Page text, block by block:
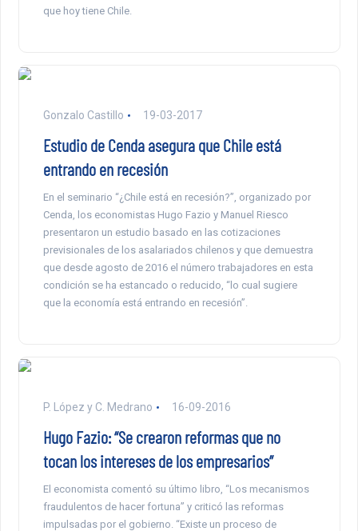
que hoy tiene Chile.
Gonzalo Castillo 19-03-2017
Estudio de Cenda asegura que Chile está
entrando en recesión
En el seminario “¿Chile está en recesión?”, organizado por
Cenda, los economistas Hugo Fazio y Manuel Riesco
presentaron un estudio basado en las cotizaciones
previsionales de los asalariados chilenos y que demuestra
que desde agosto de 2016 el número trabajadores en esta
condición se ha estancado o reducido, “lo cual sugiere
que la economía está entrando en recesión”.
P. López y C. Medrano 16-09-2016
Hugo Fazio: “Se crearon reformas que no
tocan los intereses de los empresarios”
El economista comentó su último libro, “Los mecanismos
fraudulentos de hacer fortuna” y criticó las reformas
impulsadas por el gobierno. “Existe un proceso de